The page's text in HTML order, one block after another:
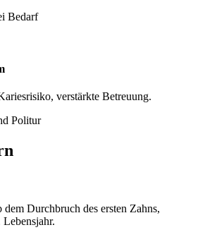
Bedarf
verstärkte Betreuung.
Politur
Durchbruch des ersten Zahns,